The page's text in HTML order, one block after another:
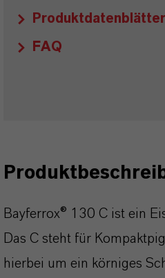
Produktdatenblätter
FAQ
Bayferrox® 130 C ist ein
Das C steht für
hierbei um ein körniges